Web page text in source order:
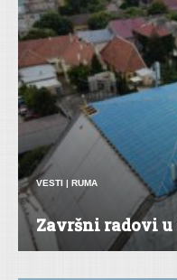
VESTI | RUMA
Završni radovi